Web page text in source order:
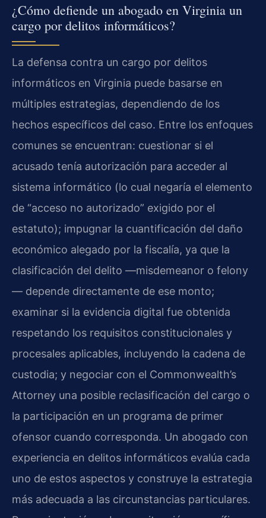
¿Cómo defiende un abogado en Virginia un
cargo por delitos informáticos?
La defensa contra un cargo por delitos
informáticos en Virginia puede basarse en
múltiples estrategias, dependiendo de los
hechos específicos del caso. Entre los enfoques
comunes se encuentran: cuestionar si el
acusado tenía autorización para acceder al
sistema informático (lo cual negaría el elemento
de “acceso no autorizado” exigido por el
estatuto); impugnar la cuantificación del daño
económico alegado por la fiscalía, ya que la
clasificación del delito —misdemeanor o felony
— depende directamente de ese monto;
examinar si la evidencia digital fue obtenida
respetando los requisitos constitucionales y
procesales aplicables, incluyendo la cadena de
custodia; y negociar con el Commonwealth’s
Attorney una posible reclasificación del cargo o
la participación en un programa de primer
ofensor cuando corresponda. Un abogado con
experiencia en delitos informáticos evalúa cada
uno de estos aspectos y construye la estrategia
más adecuada a las circunstancias particulares.